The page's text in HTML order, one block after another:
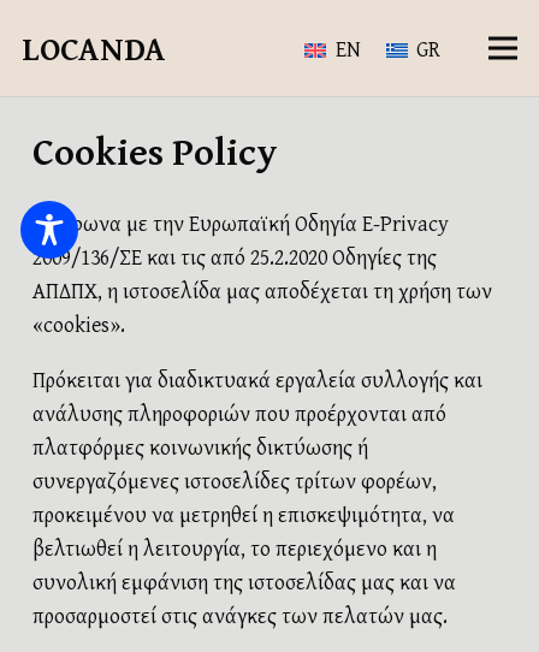
LOCANDA EN GR
Cookies Policy
Σύμφωνα με την Ευρωπαϊκή Οδηγία E-Privacy
2009/136/ΣΕ και τις από 25.2.2020 Οδηγίες της
ΑΠΔΠΧ, η ιστοσελίδα μας αποδέχεται τη χρήση των
«cookies».
Πρόκειται για διαδικτυακά εργαλεία συλλογής και
ανάλυσης πληροφοριών που προέρχονται από
πλατφόρμες κοινωνικής δικτύωσης ή
συνεργαζόμενες ιστοσελίδες τρίτων φορέων,
προκειμένου να μετρηθεί η επισκεψιμότητα, να
βελτιωθεί η λειτουργία, το περιεχόμενο και η
συνολική εμφάνιση της ιστοσελίδας μας και να
προσαρμοστεί στις ανάγκες των πελατών μας.